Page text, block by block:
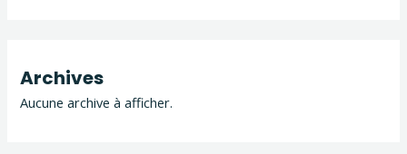
Archives
Aucune archive à afficher.